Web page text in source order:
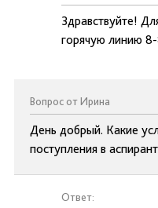
Здравствуйте!
горячую линию
Вопрос от Ирина
День добрый. Какие
поступления в
Ответ: